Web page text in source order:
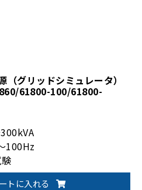
グリッドシミュレータ）
61800-100/61800-
100Hz
トに入れる